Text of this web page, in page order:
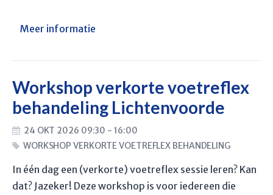
Meer informatie
Workshop verkorte voetreflex
behandeling Lichtenvoorde
24 OKT 2026 09:30 - 16:00
WORKSHOP VERKORTE VOETREFLEX BEHANDELING
In één dag een (verkorte) voetreflex sessie leren? Kan
dat? Jazeker! Deze workshop is voor iedereen die